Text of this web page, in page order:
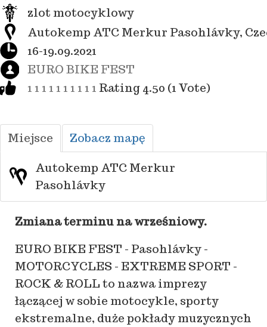
zlot motocyklowy
Autokemp ATC Merkur Pasohlávky,
16-19.09.2021
EURO BIKE FEST
1 1 1 1 1 1 1 1 1 1 Rating 4.50 (1 Vote)
Miejsce Zobacz mapę
Autokemp ATC Merkur
Pasohlávky
Zmiana terminu na wrześniowy.
EURO BIKE FEST - Pasohlávky -
MOTORCYCLES - EXTREME SPORT -
ROCK & ROLL to nazwa imprezy
łączącej w sobie motocykle, sporty
ekstremalne, duże pokłady muzycznych